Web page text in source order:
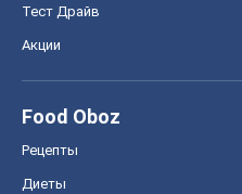
Тест Драйв
Акции
Food Oboz
Рецепты
Диеты